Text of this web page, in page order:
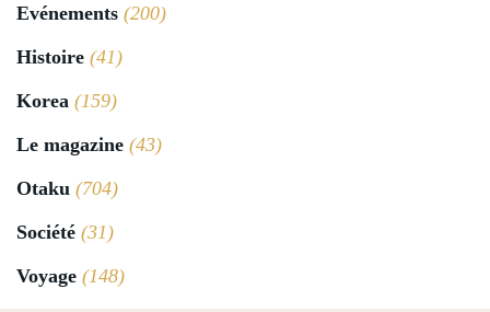
Evénements (200)
Histoire (41)
Korea (159)
Le magazine (43)
Otaku (704)
Société (31)
Voyage (148)